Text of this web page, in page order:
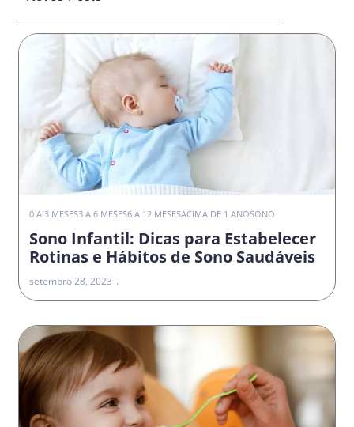
0 A 3 MESES3 A 6 MESES6 A 12 MESESACIMA DE 1 ANOSONO
Sono Infantil: Dicas para Estabelecer
Rotinas e Hábitos de Sono Saudáveis
setembro 28, 2023